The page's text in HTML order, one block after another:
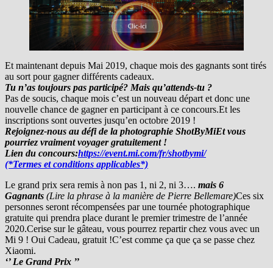
Et maintenant depuis Mai 2019, chaque mois des gagnants sont tirés
au sort pour gagner différents cadeaux.
Tu n’as toujours pas participé? Mais qu’attends-tu ?
Pas de soucis, chaque mois c’est un nouveau départ et donc une
nouvelle chance de gagner en participant à ce concours.Et les
inscriptions sont ouvertes jusqu’en octobre 2019 !
Rejoignez-nous au défi de la photographie ShotByMiEt vous
pourriez vraiment voyager gratuitement !
Lien du concours:https://event.mi.com/fr/shotbymi/
(*Termes et conditions applicables*)
Le grand prix sera remis à non pas 1, ni 2, ni 3…. mais 6
Gagnants (Lire la phrase à la manière de Pierre Bellemare)Ces six
personnes seront récompensées par une tournée photographique
gratuite qui prendra place durant le premier trimestre de l’année
2020.Cerise sur le gâteau, vous pourrez repartir chez vous avec un
Mi 9 ! Oui Cadeau, gratuit !C’est comme ça que ça se passe chez
Xiaomi.
‘’ Le Grand Prix ’’